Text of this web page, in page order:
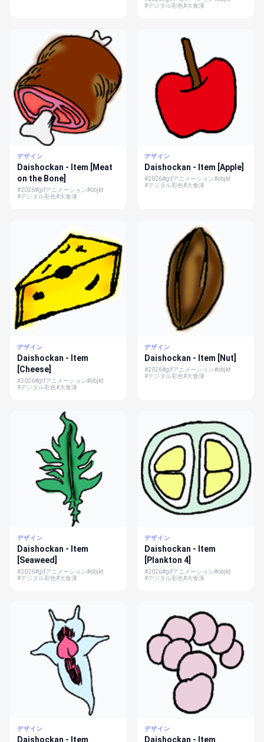
#デジタル彩色#大食漢
デザイン
Daishockan - Item [Meat
on the Bone]
#2026#gifアニメーション#objkt
#デジタル彩色#大食漢
デザイン
Daishockan - Item [Apple]
#2026#gifアニメーション#objkt
#デジタル彩色#大食漢
デザイン
Daishockan - Item
[Cheese]
#2026#gifアニメーション#objkt
#デジタル彩色#大食漢
デザイン
Daishockan - Item [Nut]
#2026#gifアニメーション#objkt
#デジタル彩色#大食漢
デザイン
Daishockan - Item
[Seaweed]
#2026#gifアニメーション#objkt
#デジタル彩色#大食漢
デザイン
Daishockan - Item
[Plankton 4]
#2026#gifアニメーション#objkt
#デジタル彩色#大食漢
デザイン
Daishockan - Item
デザイン
Daishockan - Item